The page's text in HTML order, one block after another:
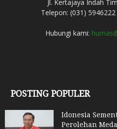
Jl. Kertajaya Indah
Telepon: (031)
Hubungi kami:
POSTING POPULER
Idonesia
Perolehan